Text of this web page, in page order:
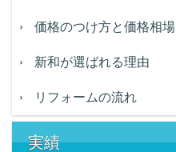
価格のつけ方と価格相場
新和が選ばれる理由
リフォームの流れ
実績